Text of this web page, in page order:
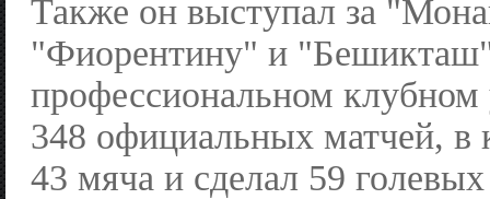
Также он выступал за
"Фиорентину" и
профессиональном клубном
348 официальных матчей, в
43 мяча и сделал 59